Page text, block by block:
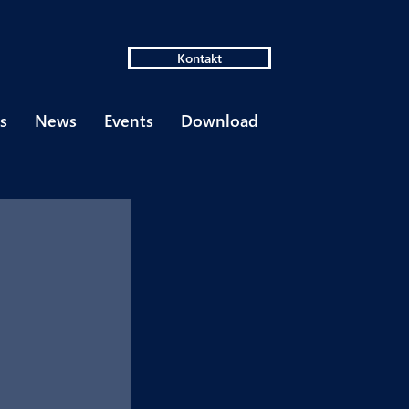
Kontakt
News Events Download